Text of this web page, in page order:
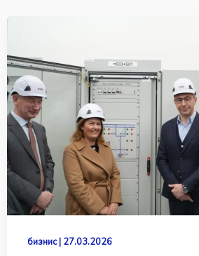
бизнис| 27.03.2026